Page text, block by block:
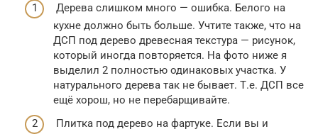
Дерева слишком много — ошибка. Белого на
кухне должно быть больше. Учтите также, что на
ДСП под дерево древесная текстура — рисунок,
который иногда повторяется. На фото ниже я
выделил 2 полностью одинаковых участка. У
натурального дерева так не бывает. Т.е. ДСП все
ещё хорош, но не перебарщивайте.
Плитка под дерево на фартуке. Если вы и